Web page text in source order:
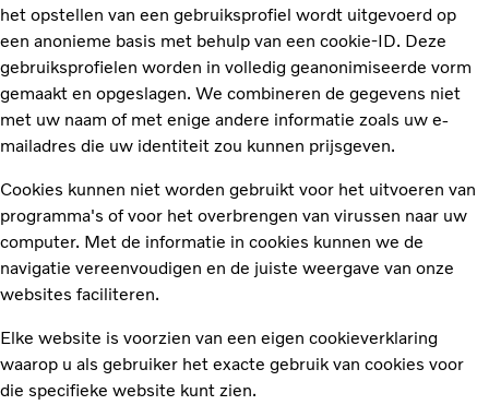
het opstellen van een gebruiksprofiel wordt uitgevoerd op
een anonieme basis met behulp van een cookie-ID. Deze
gebruiksprofielen worden in volledig geanonimiseerde vorm
gemaakt en opgeslagen. We combineren de gegevens niet
met uw naam of met enige andere informatie zoals uw e-
mailadres die uw identiteit zou kunnen prijsgeven.
Cookies kunnen niet worden gebruikt voor het uitvoeren van
programma's of voor het overbrengen van virussen naar uw
computer. Met de informatie in cookies kunnen we de
navigatie vereenvoudigen en de juiste weergave van onze
websites faciliteren.
Elke website is voorzien van een eigen cookieverklaring
waarop u als gebruiker het exacte gebruik van cookies voor
die specifieke website kunt zien.